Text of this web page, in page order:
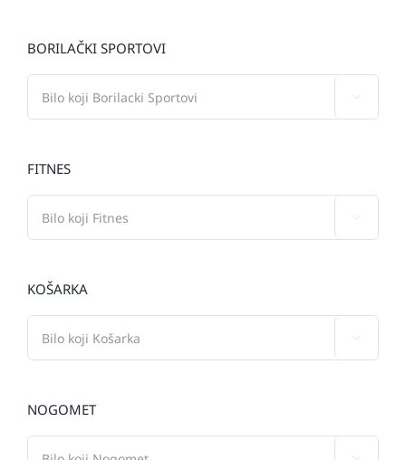
BORILAČKI SPORTOVI
FITNES
KOŠARKA
NOGOMET